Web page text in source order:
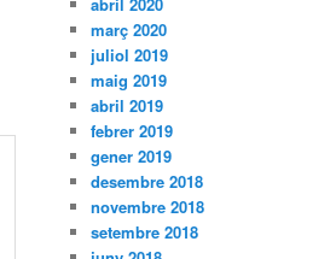
març 2020
juliol 2019
maig 2019
abril 2019
febrer 2019
gener 2019
desembre 2018
novembre 2018
setembre 2018